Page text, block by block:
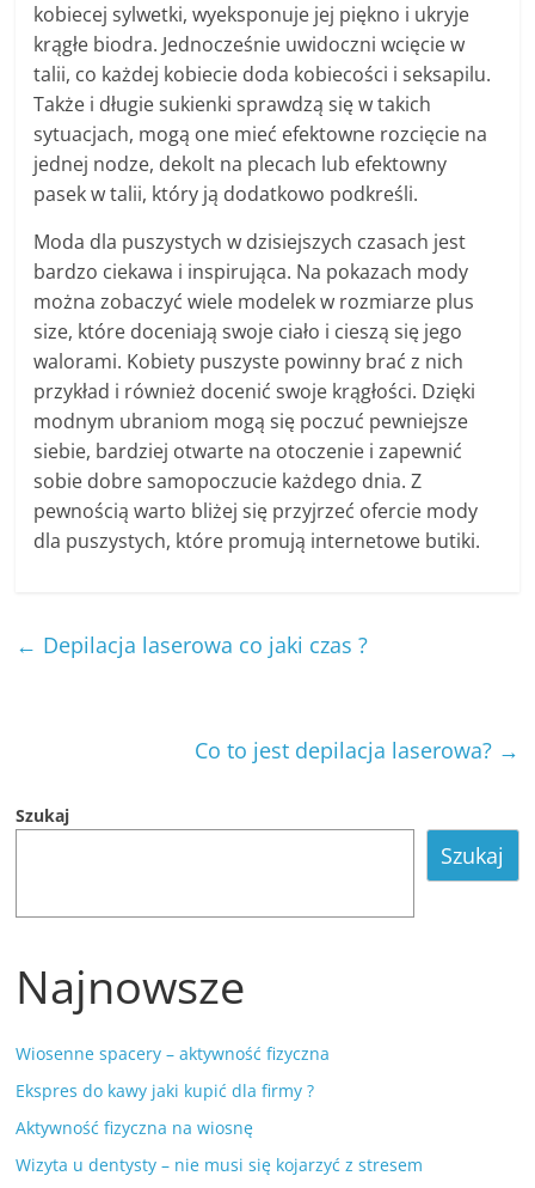
kobiecej sylwetki, wyeksponuje jej piękno i ukryje
krągłe biodra. Jednocześnie uwidoczni wcięcie w
talii, co każdej kobiecie doda kobiecości i seksapilu.
Także i długie sukienki sprawdzą się w takich
sytuacjach, mogą one mieć efektowne rozcięcie na
jednej nodze, dekolt na plecach lub efektowny
pasek w talii, który ją dodatkowo podkreśli.
Moda dla puszystych w dzisiejszych czasach jest
bardzo ciekawa i inspirująca. Na pokazach mody
można zobaczyć wiele modelek w rozmiarze plus
size, które doceniają swoje ciało i cieszą się jego
walorami. Kobiety puszyste powinny brać z nich
przykład i również docenić swoje krągłości. Dzięki
modnym ubraniom mogą się poczuć pewniejsze
siebie, bardziej otwarte na otoczenie i zapewnić
sobie dobre samopoczucie każdego dnia. Z
pewnością warto bliżej się przyjrzeć ofercie mody
dla puszystych, które promują internetowe butiki.
← Depilacja laserowa co jaki czas ?
Co to jest depilacja laserowa? →
Szukaj
Szukaj
Najnowsze
Wiosenne spacery – aktywność fizyczna
Ekspres do kawy jaki kupić dla firmy ?
Aktywność fizyczna na wiosnę
Wizyta u dentysty – nie musi się kojarzyć z stresem